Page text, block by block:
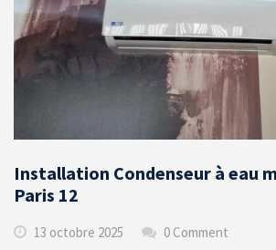
Installation Condenseur à eau
Paris 12
13 octobre 2025 0 Comment